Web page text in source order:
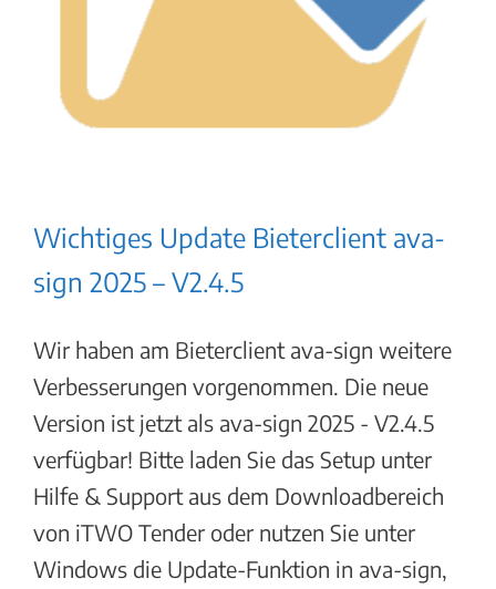
Wichtiges Update Bieterclient ava-
sign 2025 – V2.4.5
Wir haben am Bieterclient ava-sign weitere
Verbesserungen vorgenommen. Die neue
Version ist jetzt als ava-sign 2025 - V2.4.5
verfügbar! Bitte laden Sie das Setup unter
Hilfe & Support aus dem Downloadbereich
von iTWO Tender oder nutzen Sie unter
Windows die Update-Funktion in ava-sign,